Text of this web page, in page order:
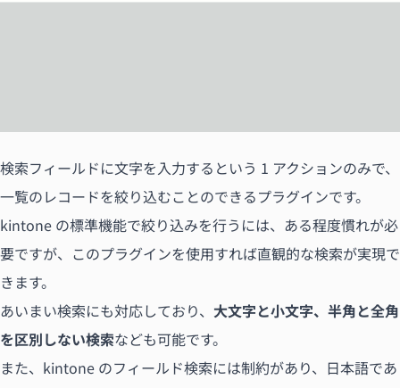
検索フィールドに文字を入力するという 1 アクションのみで、
一覧のレコードを絞り込むことのできるプラグインです。
kintone の標準機能で絞り込みを行うには、ある程度慣れが必
要ですが、このプラグインを使用すれば直観的な検索が実現で
きます。
あいまい検索にも対応しており、 大文字と小文字、半角と全角
を区別しない検索なども可能です。
また、kintone のフィールド検索には制約があり、日本語であ